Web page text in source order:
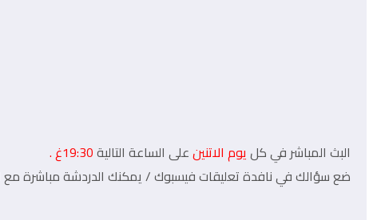
البث المباشر في كليوم الاتنينعلى الساعة التالية19:30غ .
ضع سؤالك في نافدة تعليقات فيسبوك / يمكنك الدردشة مباشرة مع